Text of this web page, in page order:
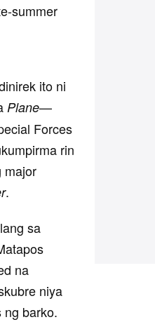
summer
ito ni
Plane—
Forces
rin
major
.
sa
na
niya
ng barko.